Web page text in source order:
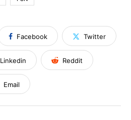
Facebook Twitter
Linkedin Reddit
Email